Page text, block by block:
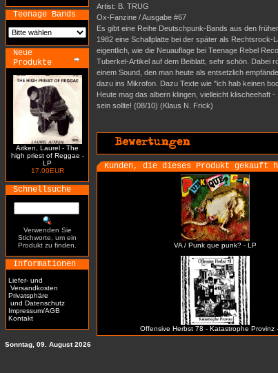
Teenage Bands
Neue
Produkte
Aitken, Laurel - The
high priest of Reggae -
LP
17.00EUR
Schnellsuche
Verwenden Sie
Stichworte, um ein
Produkt zu finden.
Informationen
Liefer- und
Versandkosten
Privatsphäre
und Datenschutz
Impressum/AGB
Kontakt
Artist: B. TRUG
Ox-Fanzine / Ausgabe #67
Es gibt eine Reihe Deutschpunk-Bands aus den
1982 eine Schallplatte bei der später als
eigentlich, wie die Neuauflage bei Teenage Rebel
Tuberkel-Artikel auf dem Beiblatt, sehr schön. Dabei
einem Sound, den man heute als entsetzlich
dazu ins Mikrofon. Dazu Texte wie "ich hab keinen
Heute mag das albern klingen, vielleicht klischeehaft
sein sollte! (08/10) (Klaus N. Frick)
Kunden, die dieses Produkt gekauft
VA / Punk que punk? - LP
Offensive Herbst 78 - Katastrophe Provinz
Sonntag, 09. August 2026